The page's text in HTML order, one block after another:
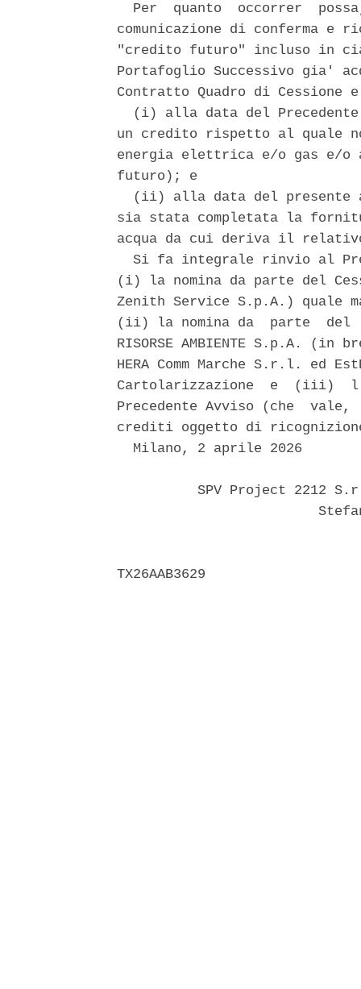
Per  quanto  occorrer
comunicazione di conferma e
"credito futuro" incluso in
Portafoglio Successivo gia'
Contratto Quadro di Cessione
(i) alla data del
un credito rispetto al quale
energia elettrica e/o gas e/
futuro); e
(ii) alla data del presente
sia stata completata la
acqua da cui deriva il
Si fa integrale rinvio al
(i) la nomina da parte del
Zenith Service S.p.A.) quale
(ii) la nomina da  parte  del
RISORSE AMBIENTE S.p.A. (in
HERA Comm Marche S.r.l. ed
Cartolarizzazione  e  (iii)
Precedente Avviso (che
crediti oggetto di
  Milano, 2 aprile 2026
SPV Project 2212